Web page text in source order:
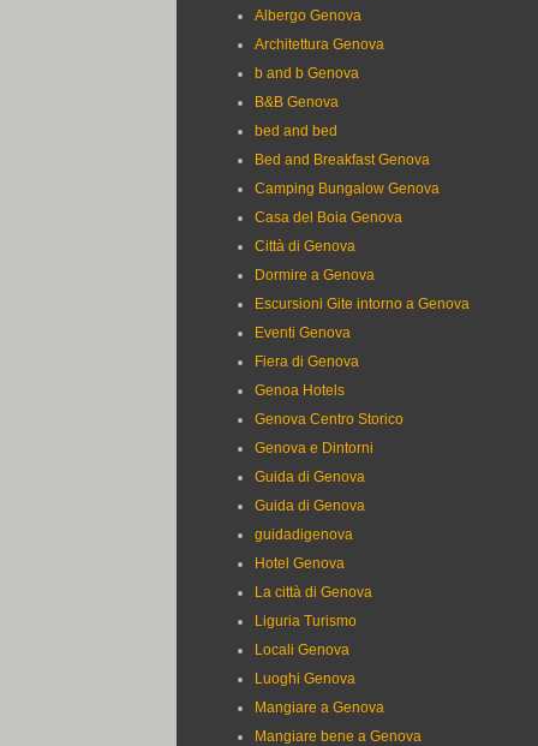
Albergo Genova
Architettura Genova
b and b Genova
B&B Genova
bed and bed
Bed and Breakfast Genova
Camping Bungalow Genova
Casa del Boia Genova
Città di Genova
Dormire a Genova
Escursioni Gite intorno a Genova
Eventi Genova
Fiera di Genova
Genoa Hotels
Genova Centro Storico
Genova e Dintorni
Guida di Genova
Guida di Genova
guidadigenova
Hotel Genova
La città di Genova
Liguria Turismo
Locali Genova
Luoghi Genova
Mangiare a Genova
Mangiare bene a Genova